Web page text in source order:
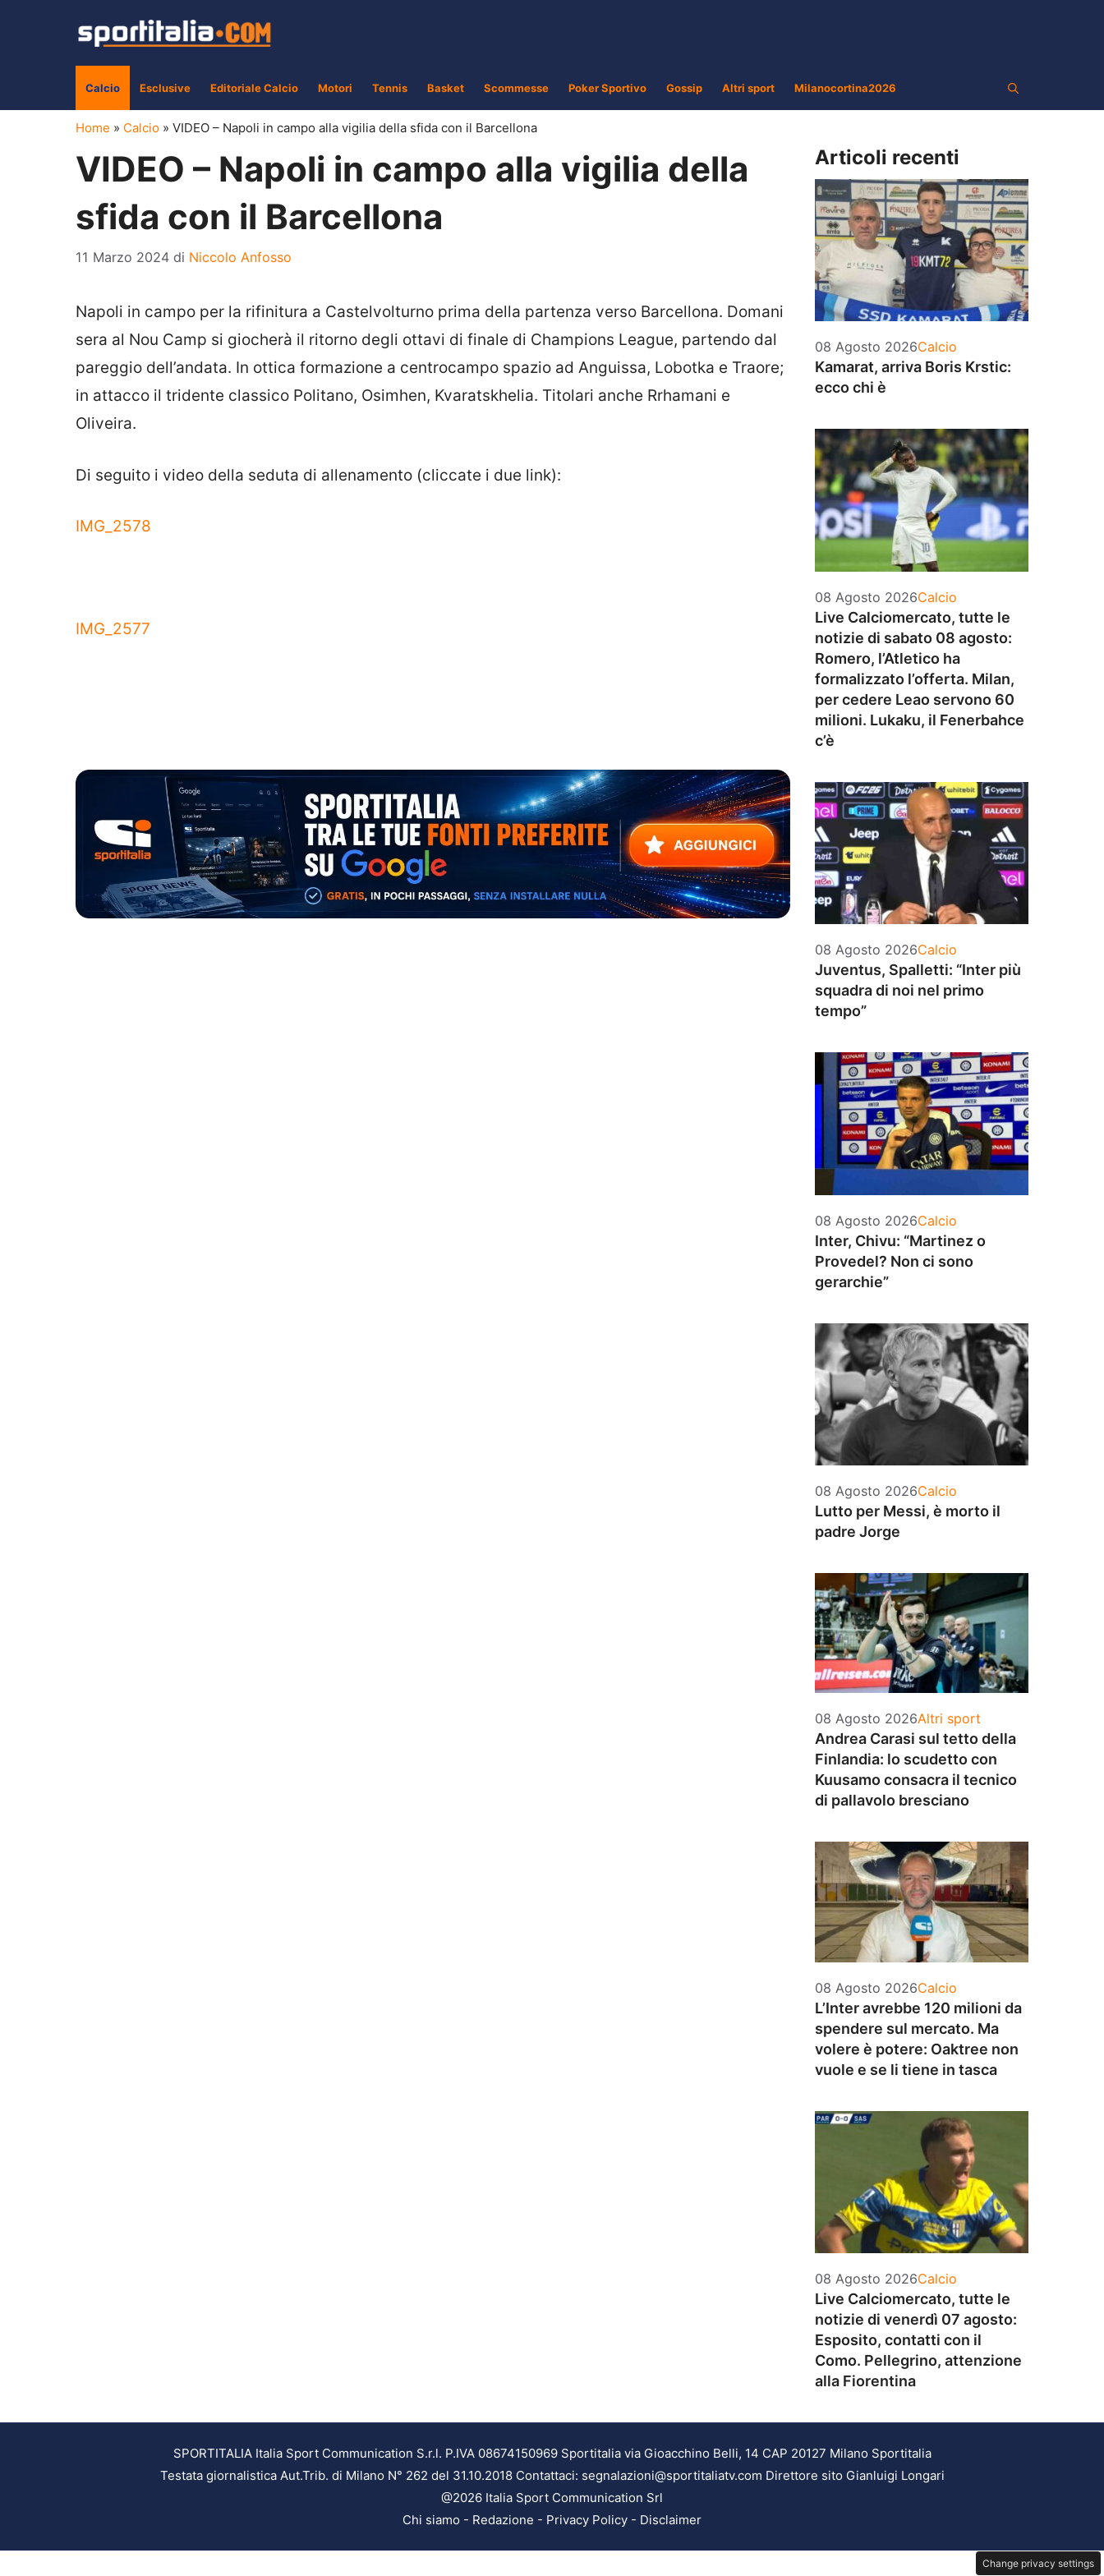
Calcio Esclusive Editoriale Calcio Motori Tennis Basket Scommesse Poker Sportivo Gossip Altri sport Milanocortina2026
Home » Calcio » VIDEO – Napoli in campo alla vigilia della sfida con il Barcellona
VIDEO – Napoli in campo alla vigilia della
sfida con il Barcellona
11 Marzo 2024 di Niccolo Anfosso
Napoli in campo per la rifinitura a Castelvolturno prima della partenza verso Barcellona. Domani
sera al Nou Camp si giocherà il ritorno degli ottavi di finale di Champions League, partendo dal
pareggio dell’andata. In ottica formazione a centrocampo spazio ad Anguissa, Lobotka e Traore;
in attacco il tridente classico Politano, Osimhen, Kvaratskhelia. Titolari anche Rrhamani e
Oliveira.
Di seguito i video della seduta di allenamento (cliccate i due link):
IMG_2578
IMG _2577
Articoli recenti
08 Agosto 2026Categorie
Calcio
Kamarat, arriva Boris Krstic:
ecco chi è
08 Agosto 2026Categorie
Calcio
Live Calciomercato, tutte le
notizie di sabato 08 agosto:
Romero, l’Atletico ha
formalizzato l’offerta. Milan,
per cedere Leao servono 60
milioni. Lukaku, il Fenerbahce
c’è
08 Agosto 2026Categorie
Calcio
Juventus, Spalletti: “Inter più
squadra di noi nel primo
tempo”
08 Agosto 2026Categorie
Calcio
Inter, Chivu: “Martinez o
Provedel? Non ci sono
gerarchie”
08 Agosto 2026Categorie
Calcio
Lutto per Messi, è morto il
padre Jorge
08 Agosto 2026Categorie
Altri sport
Andrea Carasi sul tetto della
Finlandia: lo scudetto con
Kuusamo consacra il tecnico
di pallavolo bresciano
08 Agosto 2026Categorie
Calcio
L’Inter avrebbe 120 milioni da
spendere sul mercato. Ma
volere è potere: Oaktree non
vuole e se li tiene in tasca
08 Agosto 2026Categorie
Calcio
Live Calciomercato, tutte le
notizie di venerdì 07 agosto:
Esposito, contatti con il
Como. Pellegrino, attenzione
alla Fiorentina
SPORTITALIA Italia Sport Communication S.r.l. P.IVA 08674150969 Sportitalia via Gioacchino Belli, 14 CAP 20127 Milano Sportitalia
Testata giornalistica Aut.Trib. di Milano N° 262 del 31.10.2018 Contattaci: segnalazioni@sportitaliatv.com Direttore sito Gianluigi Longari
@2026 Italia Sport Communication Srl
Chi siamo - Redazione - Privacy Policy - Disclaimer
Change privacy settings